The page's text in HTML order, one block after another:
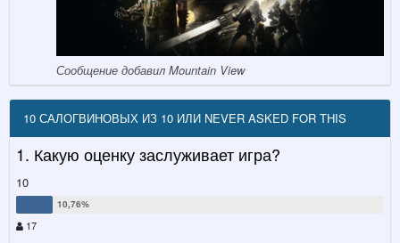
Сообщение добавил Mountain View
10 САЛОГВИНОВЫХ ИЗ 10 ИЛИ NEVER ASKED FOR THIS
1. Какую оценку заслуживает игра?
10
17